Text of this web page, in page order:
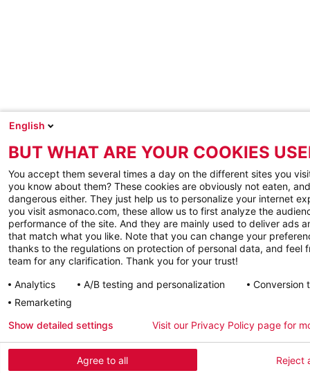
English
BUT WHAT ARE YOUR COOKIES
You accept them several times a day on the different sites you
you know about them? These cookies are obviously not eaten,
dangerous either. They just help us to personalize your internet
you visit asmonaco.com, these allow us to first analyze the
performance of the site. And they are mainly used to deliver ads
that match what you like. Note that you can change your
thanks to the regulations on protection of personal data, and feel
team for any clarification. Thank you for your trust!
Analytics
A/B testing and personalization
Conversion
Remarketing
Agree to all Reject
Show detailed settings Visit our Privacy Policy page for